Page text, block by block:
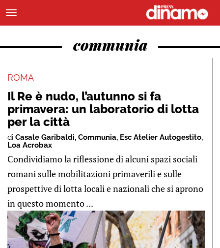
communia
ROMA
Il Re è nudo, l’autunno si fa
primavera: un laboratorio di lotta
per la città
di Casale Garibaldi, Communia, Esc Atelier Autogestito,
Loa Acrobax
Condividiamo la riflessione di alcuni spazi sociali
romani sulle mobilitazioni primaverili e sulle
prospettive di lotta locali e nazionali che si aprono
in questo momento ...